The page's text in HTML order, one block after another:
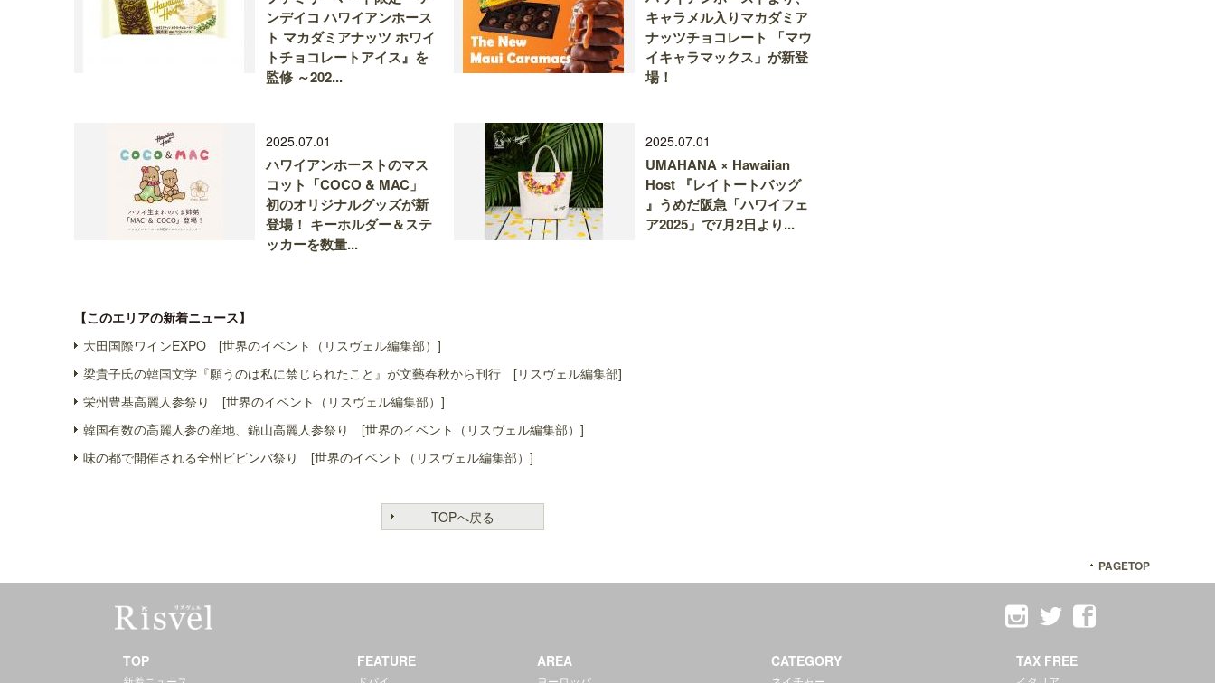
ンデイコ ハワイアンホース
ト マカダミアナッツ ホワイ
トチョコレートアイス』を
監修 ～202...
キャラメル入りマカダミア
ナッツチョコレート 「マウ
イキャラマックス」が新登
場！
2025.07.01
ハワイアンホーストのマス
コット「COCO & MAC」
初のオリジナルグッズが新
登場！ キーホルダー＆ステ
ッカーを数量...
2025.07.01
UMAHANA × Hawaiian
Host 『レイトートバッグ
』うめだ阪急「ハワイフェ
ア2025」で7月2日より...
【このエリアの新着ニュース】
大田国際ワインEXPO [世界のイベント（リスヴェル編集部）]
梁貴子氏の韓国文学『願うのは私に禁じられたこと』が文藝春秋から刊行 [リスヴェル編集部]
栄州豊基高麗人参祭り [世界のイベント（リスヴェル編集部）]
韓国有数の高麗人参の産地、錦山高麗人参祭り [世界のイベント（リスヴェル編集部）]
味の都で開催される全州ビビンバ祭り [世界のイベント（リスヴェル編集部）]
TOPへ戻る
PAGETOP
TOP FEATURE AREA CATEGORY TAX FREE